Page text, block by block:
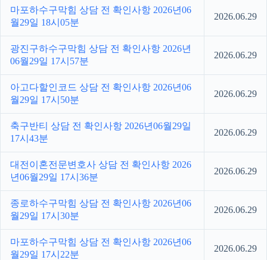
마포하수구막힘 상담 전 확인사항 2026년06
월29일 18시05분
2026.06.29
광진구하수구막힘 상담 전 확인사항 2026년
06월29일 17시57분
2026.06.29
아고다할인코드 상담 전 확인사항 2026년06
월29일 17시50분
2026.06.29
축구반티 상담 전 확인사항 2026년06월29일
17시43분
2026.06.29
대전이혼전문변호사 상담 전 확인사항 2026
년06월29일 17시36분
2026.06.29
종로하수구막힘 상담 전 확인사항 2026년06
월29일 17시30분
2026.06.29
마포하수구막힘 상담 전 확인사항 2026년06
월29일 17시22분
2026.06.29